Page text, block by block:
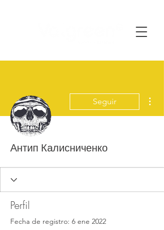
Seguir
Антип Калисниченко
Perfil
Fecha de registro: 6 ene 2022